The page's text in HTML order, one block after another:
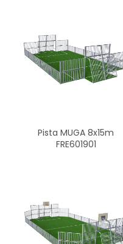
Pista MUGA 8x15m
FRE601901